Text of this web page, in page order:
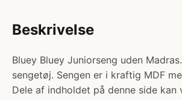
Beskrivelse
Bluey Bluey Juniorseng uden
sengetøj. Sengen er i kraftig MDF
Dele af indholdet på denne side